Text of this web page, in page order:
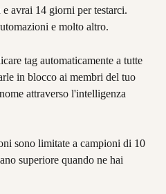
avrai 14 giorni per testarci.
e molto altro.
tag automaticamente a tutte
in blocco ai membri del tuo
attraverso l'intelligenza
sono limitate a campioni di 10
superiore quando ne hai